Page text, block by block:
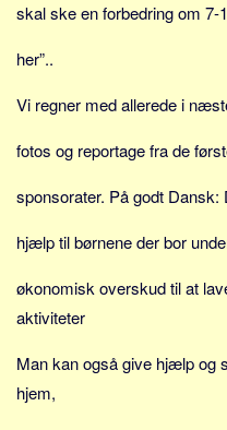
skal ske en forbedring om 7-
her”..
Vi regner med allerede i
fotos og reportage fra de
sponsorater. På godt
hjælp til børnene der bor
økonomisk overskud til at
aktiviteter
Man kan også give hjælp og
hjem,